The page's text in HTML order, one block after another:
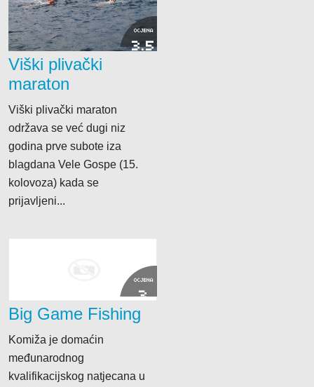
OCJENA
3.5
Viški plivački
maraton
Viški plivački maraton
održava se već dugi niz
godina prve subote iza
blagdana Vele Gospe (15.
kolovoza) kada se
prijavljeni...
OCJENA
3
Big Game Fishing
Komiža je domaćin
međunarodnog
kvalifikacijskog natjecana u